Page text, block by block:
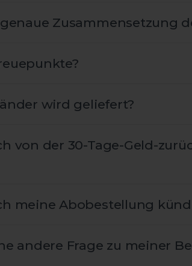
Zusammensetzung
wird geliefert?
von der 30-Tage-Geld-
meine Abobestellung
andere Frage zu meiner